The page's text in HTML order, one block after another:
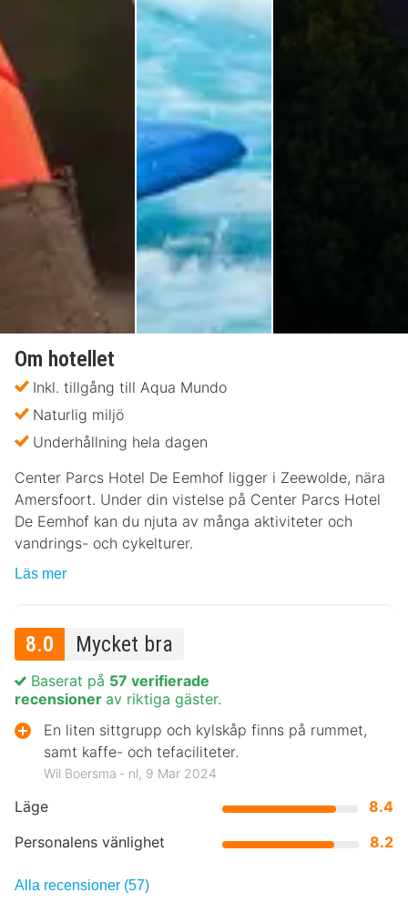
Om hotellet
Inkl. tillgång till Aqua Mundo
Naturlig miljö
Underhållning hela dagen
Center Parcs Hotel De Eemhof ligger i Zeewolde, nära
Amersfoort. Under din vistelse på Center Parcs Hotel
De Eemhof kan du njuta av många aktiviteter och
vandrings- och cykelturer.
Läs mer
8.0 Mycket bra
Läge
8.4
Personalens vänlighet
8.2
Baserat på 57 verifierade
recensioner av riktiga gäster.
En liten sittgrupp och kylskåp finns på rummet,
samt kaffe- och tefaciliteter.
Wil Boersma ‐ nl, 9 Mar 2024
Alla recensioner (57)